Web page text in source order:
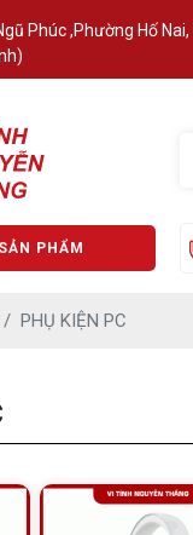
Phúc ,Phường Hố
PHẨM
PHỤ KIỆN PC